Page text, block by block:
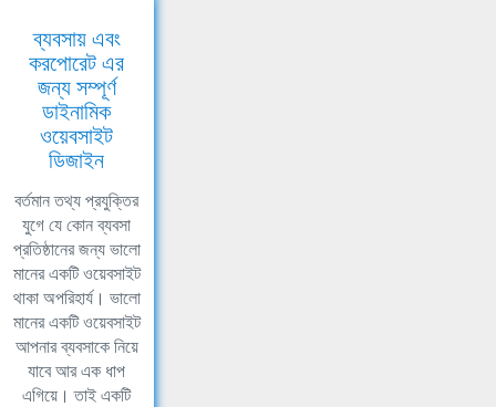
ব্যবসায় এবং
করপোরেট এর
জন্য সম্পূর্ণ
ডাইনামিক
ওয়েবসাইট
ডিজাইন
বর্তমান তথ্য প্রযুক্তির
যুগে যে কোন ব্যবসা
প্রতিষ্ঠানের জন্য ভালো
মানের একটি ওয়েবসাইট
থাকা অপরিহার্য। ভালো
মানের একটি ওয়েবসাইট
আপনার ব্যবসাকে নিয়ে
যাবে আর এক ধাপ
এগিয়ে। তাই একটি